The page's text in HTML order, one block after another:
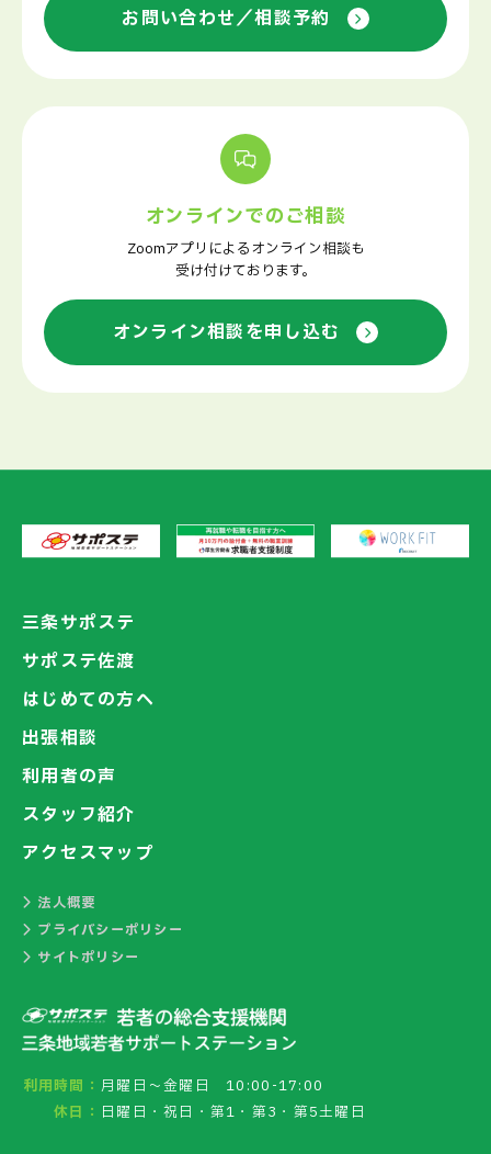
お問い合わせ／相談予約
オンラインでのご相談
Zoomアプリによるオンライン相談も
受け付けております。
オンライン相談を申し込む
利用時間： 月曜日～金曜日 10:00-17:00
休日： 日曜日・祝日・第1・第3・第5土曜日
三条サポステ
サポステ佐渡
はじめての方へ
出張相談
利用者の声
スタッフ紹介
アクセスマップ
法人概要
プライバシーポリシー
サイトポリシー